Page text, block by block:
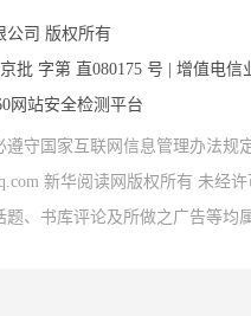
公司 版权所有
批 字第 直080175 号 | 增值电信
网站安全检测平台
守国家互联网信息管理办法
新华阅读网版权所有 未经
题、书库评论及所做之广告等均